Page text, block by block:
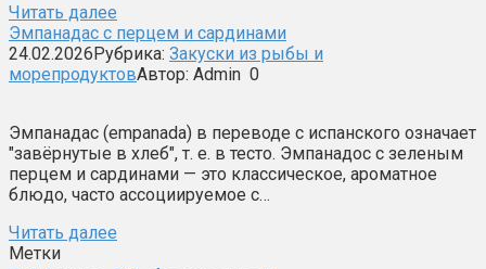
Читать далее
Эмпанадас с перцем и сардинами
24.02.2026Рубрика: Закуски из рыбы и
морепродуктовАвтор: Admin 0
Эмпанадас (empanada) в переводе с испанского означает
"завёрнутые в хлеб", т. е. в тесто. Эмпанадос с зеленым
перцем и сардинами — это классическое, ароматное
блюдо, часто ассоциируемое с…
Читать далее
Метки